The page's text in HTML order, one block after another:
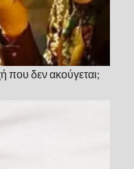
που δεν ακούγεται;